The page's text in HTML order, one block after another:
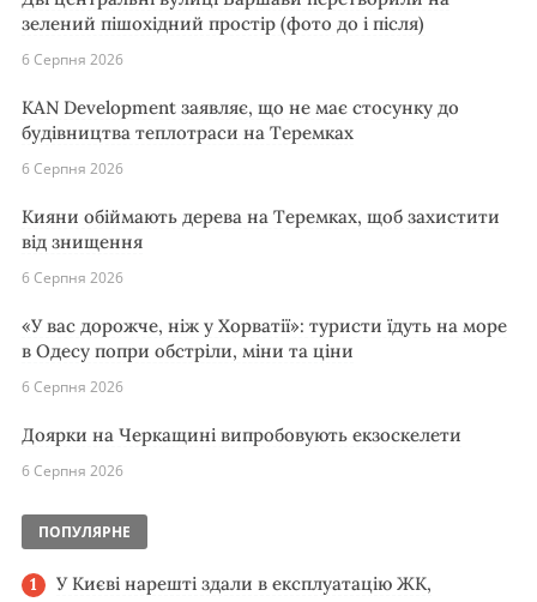
зелений пішохідний простір (фото до і після)
6 Серпня 2026
KAN Development заявляє, що не має стосунку до
будівництва теплотраси на Теремках
6 Серпня 2026
Кияни обіймають дерева на Теремках, щоб захистити
від знищення
6 Серпня 2026
«У вас дорожче, ніж у Хорватії»: туристи їдуть на море
в Одесу попри обстріли, міни та ціни
6 Серпня 2026
Доярки на Черкащині випробовують екзоскелети
6 Серпня 2026
ПОПУЛЯРНЕ
У Києві нарешті здали в експлуатацію ЖК,